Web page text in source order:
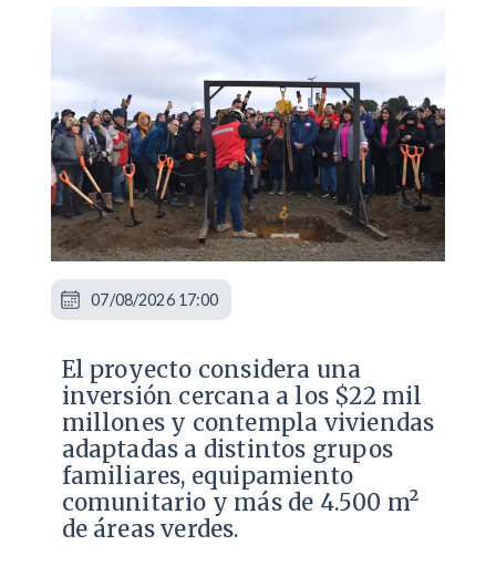
El proyecto considera una
inversión cercana a los $22 mil
millones y contempla viviendas
adaptadas a distintos grupos
familiares, equipamiento
comunitario y más de 4.500 m²
de áreas verdes.
07/08/2026 17:00